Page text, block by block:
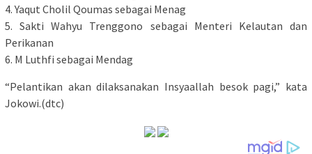
4. Yaqut Cholil Qoumas sebagai Menag
5. Sakti Wahyu Trenggono sebagai Menteri Kelautan dan
Perikanan
6. M Luthfi sebagai Mendag
“Pelantikan akan dilaksanakan Insyaallah besok pagi,” kata
Jokowi.(dtc)